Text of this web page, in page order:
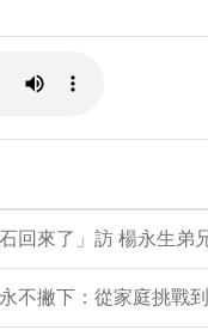
回來了」訪 楊永生弟
不撇下：從家庭挑戰